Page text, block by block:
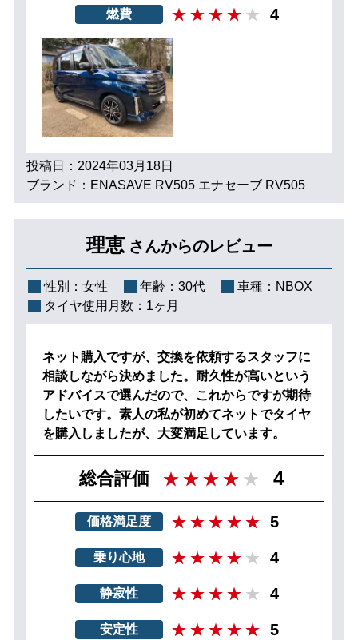
燃費 4
投稿日：2024年03月18日
ブランド：ENASAVE RV505 エナセーブ RV505
理恵 さんからのレビュー
性別： 女性 年齢： 30代 車種： NBOX
タイヤ使用月数： 1ヶ月
ネット購入ですが、交換を依頼するスタッフに
相談しながら決めました。耐久性が高いという
アドバイスで選んだので、これからですが期待
したいです。素人の私が初めてネットでタイヤ
を購入しましたが、大変満足しています。
総合評価 4
価格満足度 5
乗り心地 4
静寂性 4
安定性 5